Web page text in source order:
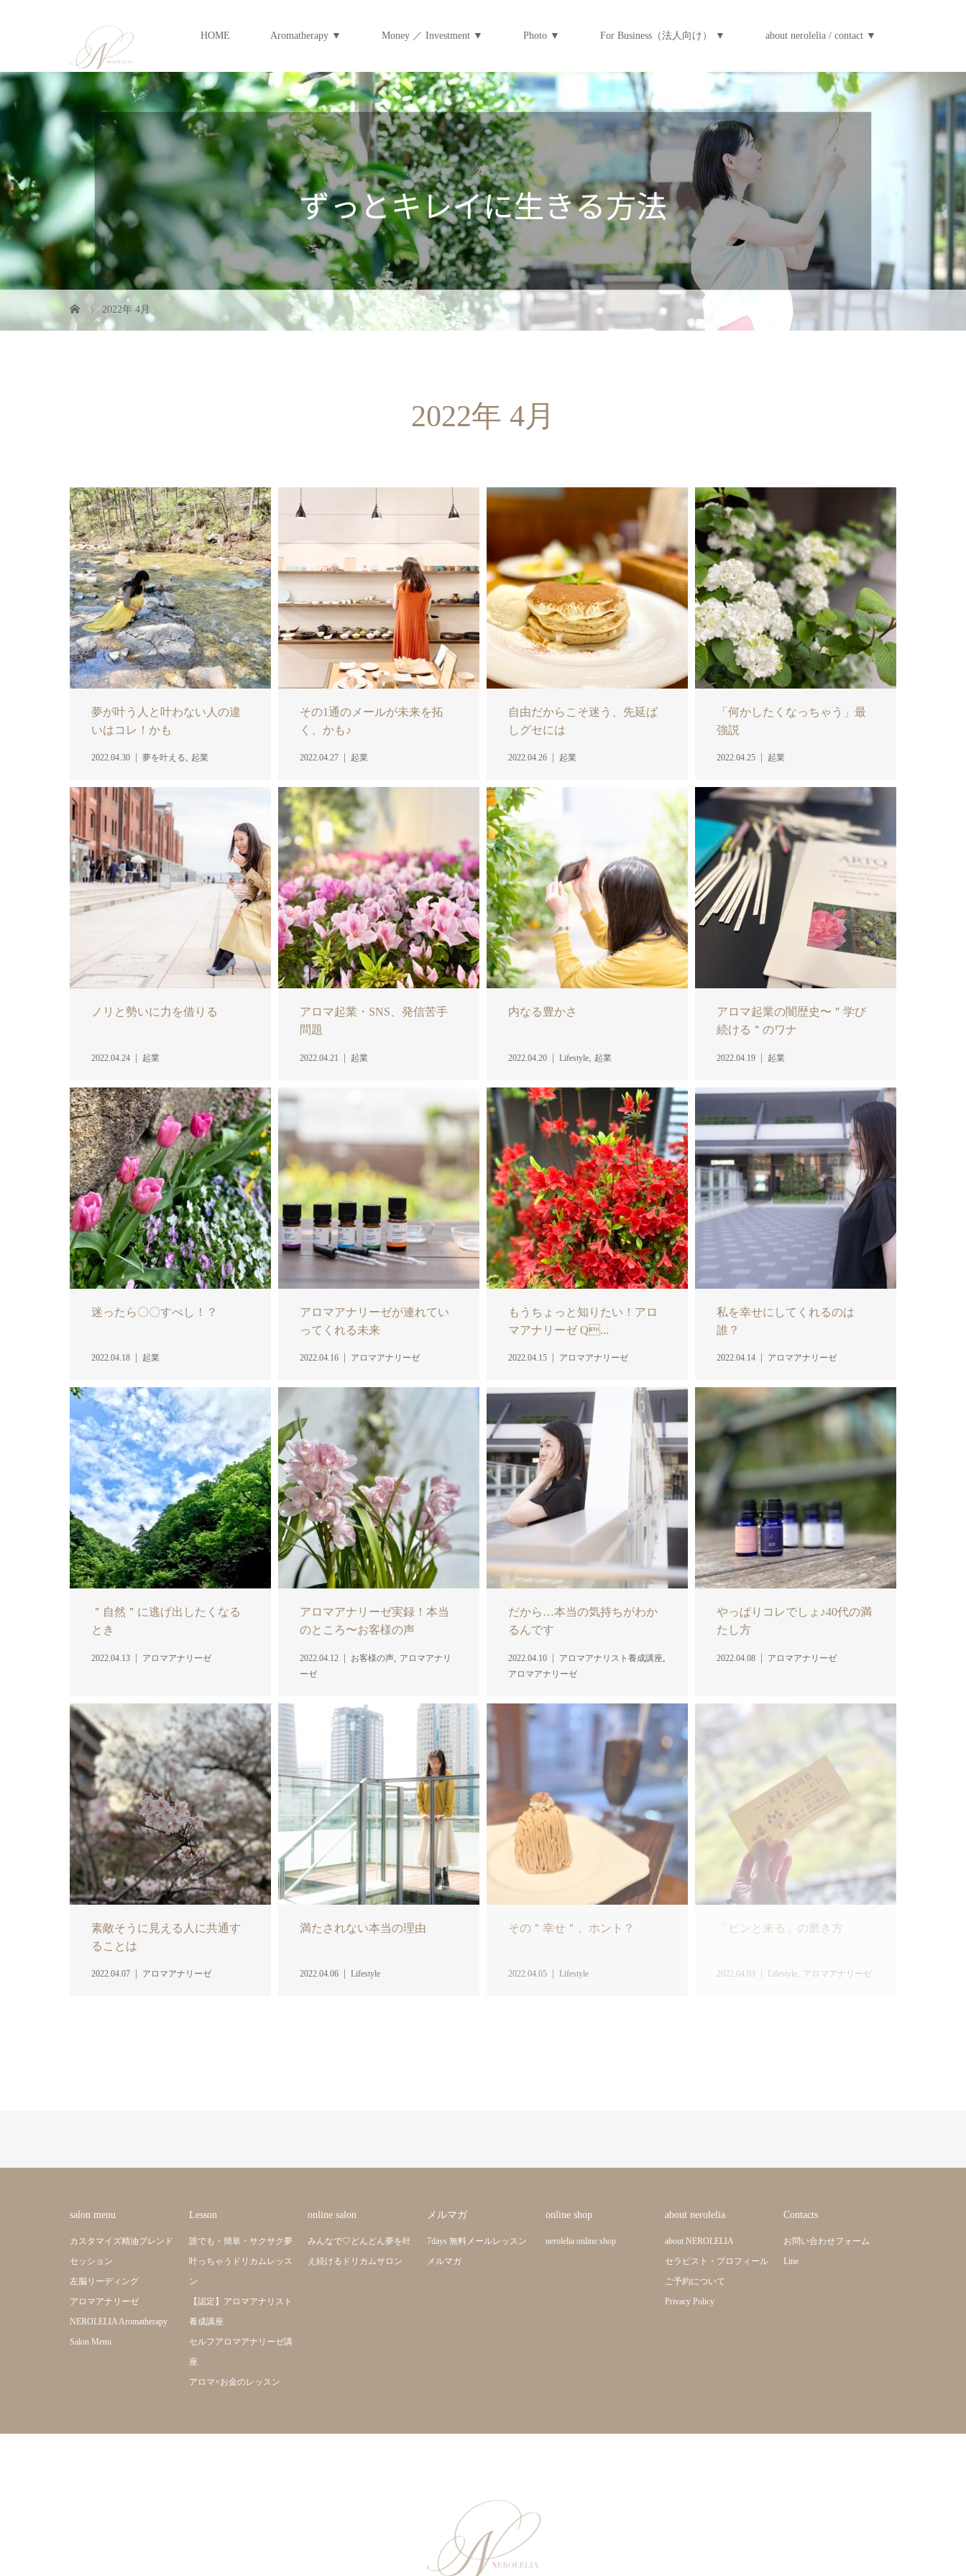
HOME Aromatherapy ▼ Money ／ Investment ▼ Photo ▼ For Business（法人向け） ▼ about nerolelia / contact ▼
2022年 4月
2022年 4月
夢が叶う人と叶わない人の違
いはコレ！かも
2022.04.30 夢を叶える, 起業
その1通のメールが未来を拓
く、かも♪
2022.04.27 起業
自由だからこそ迷う、先延ば
しグセには
2022.04.26 起業
「何かしたくなっちゃう」最
強説
2022.04.25 起業
ノリと勢いに力を借りる
2022.04.24 起業
アロマ起業・SNS、発信苦手
問題
2022.04.21 起業
内なる豊かさ
2022.04.20 Lifestyle 起業
アロマ起業の闇歴史〜＂学び
続ける＂のワナ
2022.04.19 起業
迷ったら〇〇すべし！？
2022.04.18 起業
アロマアナリーゼが連れてい
ってくれる未来
2022.04.16 アロマアナリーゼ
もうちょっと知りたい！アロ
マアナリーゼ Q...
2022.04.15 アロマアナリーゼ
私を幸せにしてくれるのは
誰？
2022.04.14 アロマアナリーゼ
＂自然＂に逃げ出したくなる
とき
2022.04.13 アロマアナリーゼ
アロマアナリーゼ実録！本当
のところ〜お客様の声
2022.04.12 お客様の声
アロマアナリ
ーゼ
だから…本当の気持ちがわか
るんです
2022.04.10 アロマアナリスト養成講座
アロマアナリーゼ
やっぱりコレでしょ♪40代の満
たし方
2022.04.08 アロマアナリーゼ
素敵そうに見える人に共通す
ることは
2022.04.07 アロマアナリーゼ
満たされない本当の理由
2022.04.06 Lifestyle
その＂幸せ＂、ホント？
2022.04.05 Lifestyle
「ピンと来る」の磨き方
2022.04.03 Lifestyle アロマアナリーゼ
salon menu
カスタマイズ精油ブレンド
セッション
左脳リーディング
アロマアナリーゼ
NEROLELIA Aromatherapy
Salon Menu
Lesson
誰でも・簡単・サクサク夢
叶っちゃうドリカムレッス
ン
【認定】アロマアナリスト
養成講座
セルフアロマアナリーゼ講
座
アロマ×お金のレッスン
online salon
みんなで♡どんどん夢を叶
え続けるドリカムサロン
メルマガ
7days 無料メールレッスン
メルマガ
online shop
nerolelia online shop
about nerolelia
about NEROLELIA
セラピスト・プロフィール
ご予約について
Privacy Policy
Contacts
お問い合わせフォーム
Line